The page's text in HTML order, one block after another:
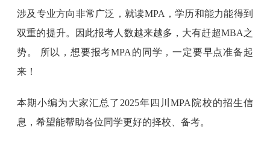
涉及专业方向非常广泛，就读MPA，学历和能力能得到
双重的提升。因此报考人数越来越多，大有赶超MBA之
势。 所以，想要报考MPA的同学，一定要早点准备起
来！
本期小编为大家汇总了2025年四川MPA院校的招生信
息，希望能帮助各位同学更好的择校、备考。